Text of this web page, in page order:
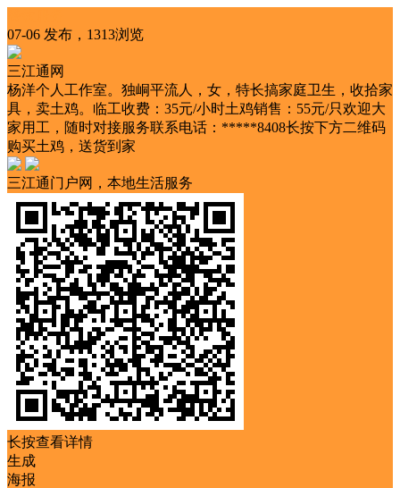
07-06 发布，1313浏览
三江通网
杨洋个人工作室。独峒平流人，女，特长搞家庭卫生，收拾家
具，卖土鸡。临工收费：35元/小时土鸡销售：55元/只欢迎大
家用工，随时对接服务联系电话：*****8408长按下方二维码
购买土鸡，送货到家
三江通门户网，本地生活服务
长按查看详情
生成
海报